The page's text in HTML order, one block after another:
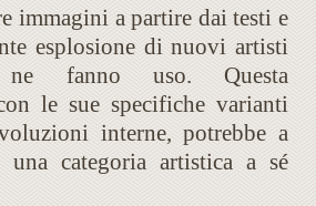
immagini a partire dai testi e
esplosione di nuovi artisti
fanno uso. Questa
le sue specifiche varianti
interne, potrebbe a
una categoria artistica a sé